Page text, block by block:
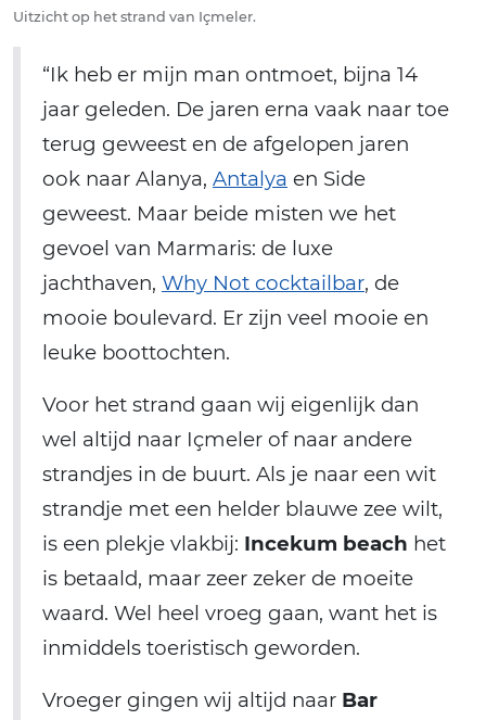
Uitzicht op het strand van Içmeler.
“Ik heb er mijn man ontmoet, bijna 14
jaar geleden. De jaren erna vaak naar toe
terug geweest en de afgelopen jaren
ook naar Alanya, Antalya en Side
geweest. Maar beide misten we het
gevoel van Marmaris: de luxe
jachthaven, Why Not cocktailbar, de
mooie boulevard. Er zijn veel mooie en
leuke boottochten.
Voor het strand gaan wij eigenlijk dan
wel altijd naar Içmeler of naar andere
strandjes in de buurt. Als je naar een wit
strandje met een helder blauwe zee wilt,
is een plekje vlakbij: Incekum beach het
is betaald, maar zeer zeker de moeite
waard. Wel heel vroeg gaan, want het is
inmiddels toeristisch geworden.
Vroeger gingen wij altijd naar Bar